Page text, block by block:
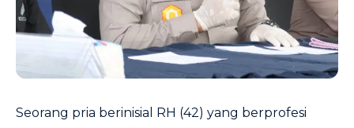
Seorang pria berinisial RH (42) yang berprofesi